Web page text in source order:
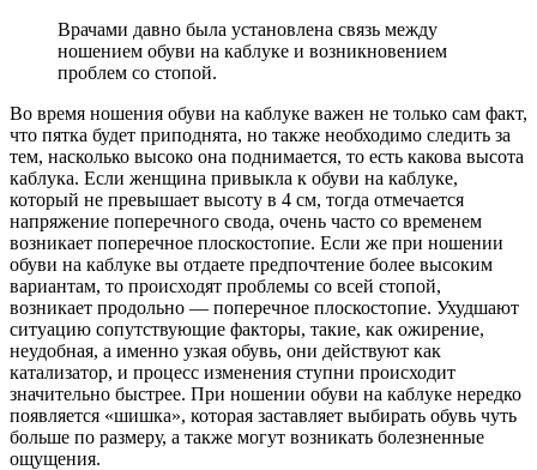
Врачами давно была установлена связь между
ношением обуви на каблуке и возникновением
проблем со стопой.
Во время ношения обуви на каблуке важен не только сам факт,
что пятка будет приподнята, но также необходимо следить за
тем, насколько высоко она поднимается, то есть какова высота
каблука. Если женщина привыкла к обуви на каблуке,
который не превышает высоту в 4 см, тогда отмечается
напряжение поперечного свода, очень часто со временем
возникает поперечное плоскостопие. Если же при ношении
обуви на каблуке вы отдаете предпочтение более высоким
вариантам, то происходят проблемы со всей стопой,
возникает продольно — поперечное плоскостопие. Ухудшают
ситуацию сопутствующие факторы, такие, как ожирение,
неудобная, а именно узкая обувь, они действуют как
катализатор, и процесс изменения ступни происходит
значительно быстрее. При ношении обуви на каблуке нередко
появляется «шишка», которая заставляет выбирать обувь чуть
больше по размеру, а также могут возникать болезненные
ощущения.